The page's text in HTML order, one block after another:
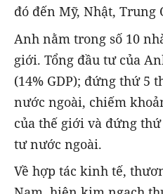
đó đến Mỹ, Nhật, Trung
Anh nằm trong số 10
giới. Tổng đầu tư của
(14% GDP); đứng thứ 5
nước ngoài, chiếm
của thế giới và đứng
tư nước ngoài.
Về hợp tác kinh tế,